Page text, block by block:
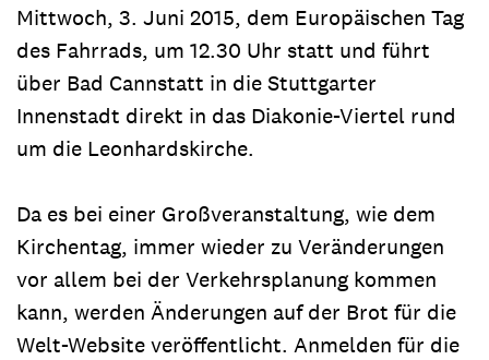
Mittwoch, 3. Juni 2015, dem Europäischen Tag
des Fahrrads, um 12.30 Uhr statt und führt
über Bad Cannstatt in die Stuttgarter
Innenstadt direkt in das Diakonie-Viertel rund
um die Leonhardskirche.
Da es bei einer Großveranstaltung, wie dem
Kirchentag, immer wieder zu Veränderungen
vor allem bei der Verkehrsplanung kommen
kann, werden Änderungen auf der Brot für die
Welt-Website veröffentlicht. Anmelden für die